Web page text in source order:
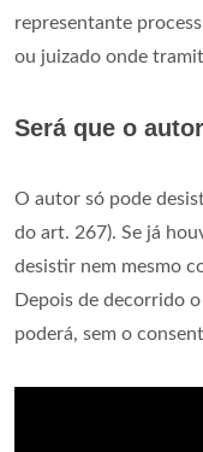
representante
ou juizado onde
Será que o
O autor só pode
do art. 267). Se já
desistir nem mesmo
Depois de decorrido
poderá, sem o